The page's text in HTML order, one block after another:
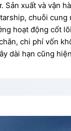
xuất và vận
chuỗi
hoạt động cốt
chi phí vốn
dài hạn cũng